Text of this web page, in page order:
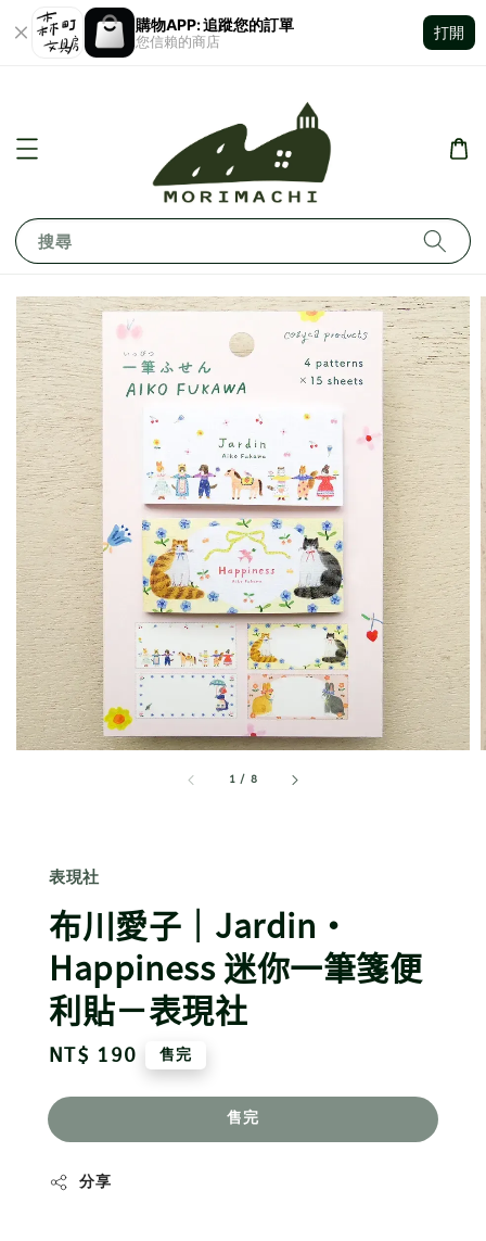
購物APP: 追蹤您的訂單
您信賴的商店
打開
搜尋
1 / 8
表現社
布川愛子｜Jardin・
Happiness 迷你一筆箋便
利貼－表現社
Regular
NT$ 190 售完
售完
分享